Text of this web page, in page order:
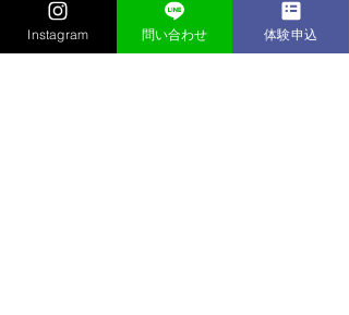
Instagram 問い合わせ 体験申込